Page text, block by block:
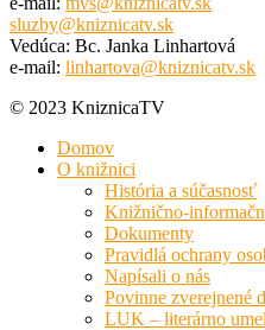
sluzby@kniznicatv.sk
Vedúca: Bc. Janka Linhartová
e-mail: linhartova@kniznicatv.sk
© 2023 KniznicaTV
Domov
O knižnici
História a súčasnosť
Knižnično-
Dokumenty
Pravidlá ochrany
Napísali o nás
Povinne zverejnené
LUK – literárno